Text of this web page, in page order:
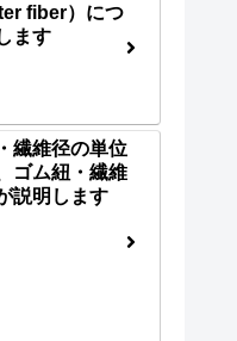
fiber）につ
ます
繊維径の単位
ゴム紐・繊維
説明します